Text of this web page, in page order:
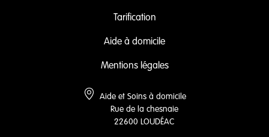
Tarification
Aide à domicile
Mentions légales
  Aide et Soins à domicile
        Rue de la chesnaie
        22600 LOUDÉAC